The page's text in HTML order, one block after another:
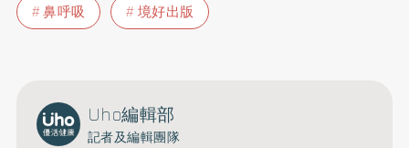
鼻呼吸
境好出版
Uho編輯部
記者及編輯團隊